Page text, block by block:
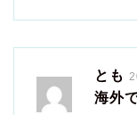
とも
海外